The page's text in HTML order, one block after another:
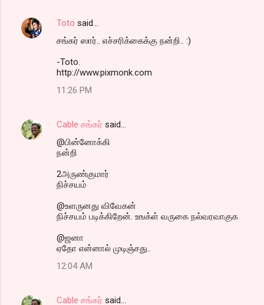
Toto said…
ச‌ங்க‌ர் ஸார்.. எச்ச‌ரிக்கைக்கு ந‌ன்றி.. :)
-Toto.
http://www.pixmonk.com
11:26 PM
Cable சங்கர் said…
@பின்னோக்கி
நன்றி
2அருண்குமார்
நிச்சயம்
@உளருனது விவேகன்
நிச்சயம் படிக்கிறேன். உஙக்ள் வருகை நல்வரவாகுக
@ஜனா
ஏதோ என்னால் முடிஞ்சது..
12:04 AM
Cable சங்கர் said…